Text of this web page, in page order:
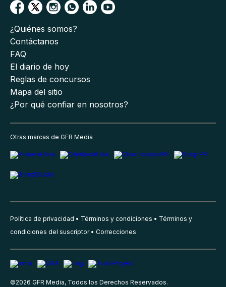
¿Quiénes somos?
Contáctanos
FAQ
El diario de hoy
Reglas de concursos
Mapa del sitio
¿Por qué confiar en nosotros?
Otras marcas de GFR Media
Política de privacidad Términos y condiciones
Términos y
condiciones del suscriptor
Correcciones
©2026 GFR Media, Todos los Derechos Reservados.